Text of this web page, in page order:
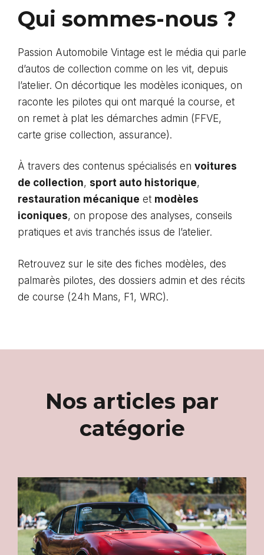
Qui sommes-nous ?
Passion Automobile Vintage est le média qui parle
d’autos de collection comme on les vit, depuis
l’atelier. On décortique les modèles iconiques, on
raconte les pilotes qui ont marqué la course, et
on remet à plat les démarches admin (FFVE,
carte grise collection, assurance).
À travers des contenus spécialisés en voitures
de collection, sport auto historique,
restauration mécanique et modèles
iconiques, on propose des analyses, conseils
pratiques et avis tranchés issus de l’atelier.
Retrouvez sur le site des fiches modèles, des
palmarès pilotes, des dossiers admin et des récits
de course (24h Mans, F1, WRC).
Nos articles par
catégorie